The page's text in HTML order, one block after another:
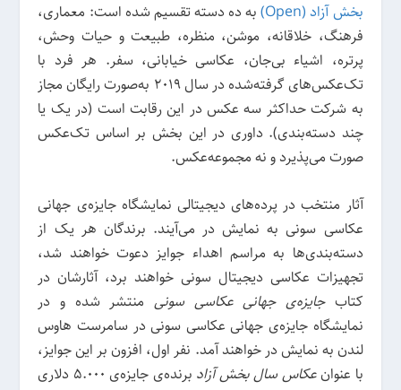
بخش آزاد (Open)
به ده دسته تقسیم شده است: معماری،
فرهنگ، خلاقانه، موشن، منظره، طبیعت و حیات وحش،
پرتره، اشیاء بی‌جان، عکاسی خیابانی، سفر. هر فرد با
تک‌عکس‌های گرفته‌شده در سال 2019 به‌صورت رایگان مجاز
به شرکت حداکثر سه عکس در این رقابت است (در یک یا
چند دسته‌بندی). داوری در این بخش بر اساس تک‌عکس
صورت می‌پذیرد و نه مجموعه‌عکس.
آثار منتخب در پرد‌ه‌های دیجیتالی نمایشگاه جایزه‌ی جهانی
عکاسی سونی به نمایش در می‌آیند. برندگان هر یک از
دسته‌بندی‌ها به مراسم اهداء جوایز دعوت خواهند شد،
تجهیزات عکاسی دیجیتال سونی خواهند برد، آثارشان در
کتابجایزه‌ی جهانی عکاسی سونی منتشر شده و در
نمایشگاه جایزه‌ی جهانی عکاسی سونی در سامرست هاوس
لندن به نمایش در خواهند آمد. نفر اول، افزون بر این جوایز،
با عنوانعکاس سال بخش آزاد
برنده‌ی جایزه‌ی 5.000 دلاری